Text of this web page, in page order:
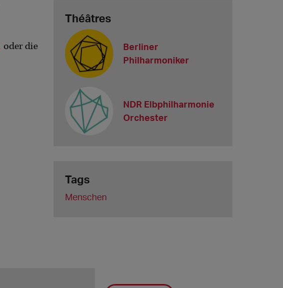
oder die
Théâtres
Berliner
Philharmoniker
NDR Elbphilharmonie
Orchester
Tags
Menschen